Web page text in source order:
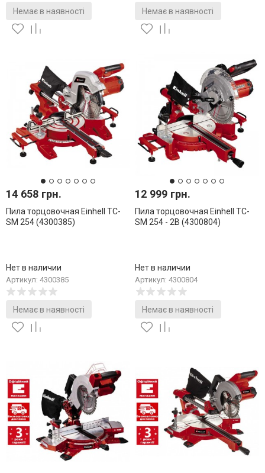
Немає в наявності Немає в наявності
14 658 грн.
Пила торцовочная Einhell TC-
SM 254 (4300385)
Нет в наличии
Артикул: 4300385
Немає в наявності
12 999 грн.
Пила торцовочная Einhell TC-
SM 254 - 2B (4300804)
Нет в наличии
Артикул: 4300804
Немає в наявності